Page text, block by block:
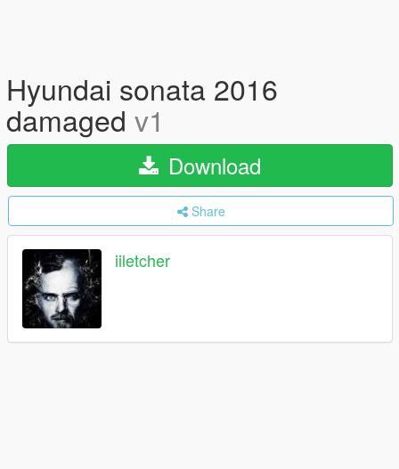
Hyundai sonata 2016
damaged v1
Download
Share
iiletcher